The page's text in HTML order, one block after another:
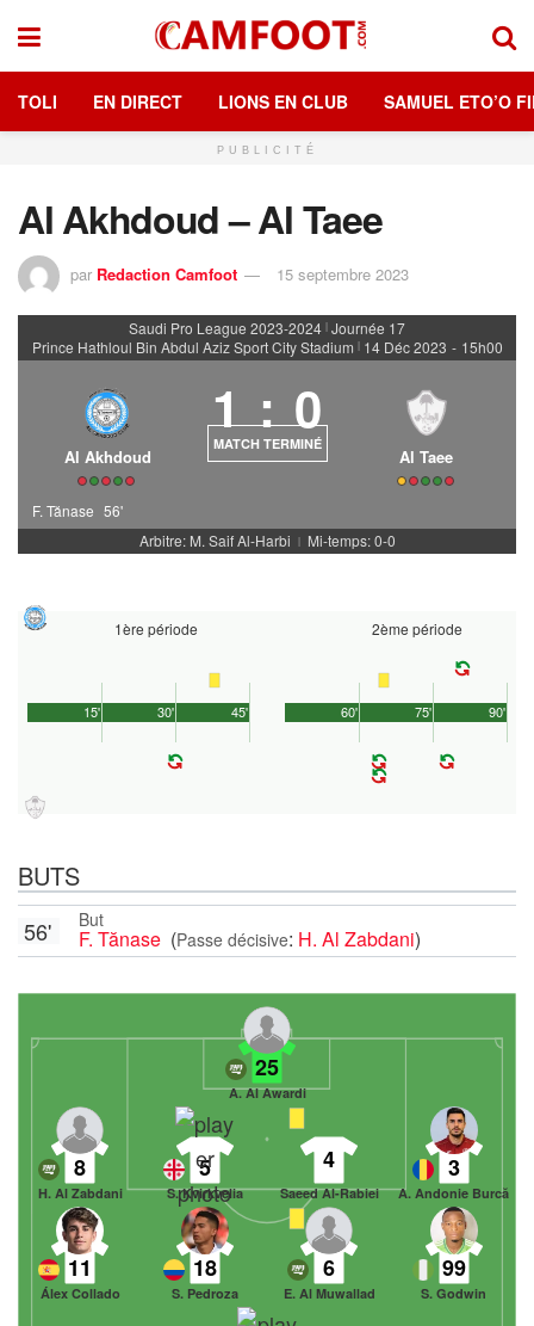
TOLI EN DIRECT LIONS EN CLUB SAMUEL ETO’O
PUBLICITÉ
Al Akhdoud – Al Taee
par Redaction Camfoot 15 septembre 2023
Saudi Pro League 2023-2024 | Journée 17
Prince Hathloul Bin Abdul Aziz Sport City Stadium | 14 Déc 2023 - 15h00
Al Akhdoud
1 : 0
MATCH TERMINÉ
Al Taee
F. Tănase 56'
Arbitre: M. Saif Al-Harbi
| Mi-temps: 0-0
1ère période
45'
15' 30'
2ème période
90'
60' 75'
BUTS
But
F. Tănase (Passe décisive: H. Al Zabdani)
56'
25
A. Al Awardi
3
A. Andonie Burcă
4
Saeed Al-Rabiei
5
S. Kvirkvelia
8
H. Al Zabdani
99
S. Godwin
6
E. Al Muwallad
18
S. Pedroza
11
Álex Collado